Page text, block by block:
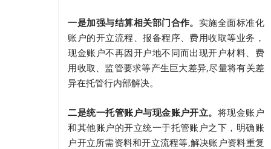
一是加强与结算相关部门合作。 实施全面标准化
账户的开立流程、报备程序、费用收取等业务，
现金账户不再因开户地不同而出现开户材料、费
用收取、监管要求等产生巨大差异,尽量将有关差
异在托管行内部解决。
二是统一托管账户与现金账户开立。 将现金账户
和其他账户的开立统一于托管账户之下，明确账
户开立所需资料和开立流程等,解决账户资料重复